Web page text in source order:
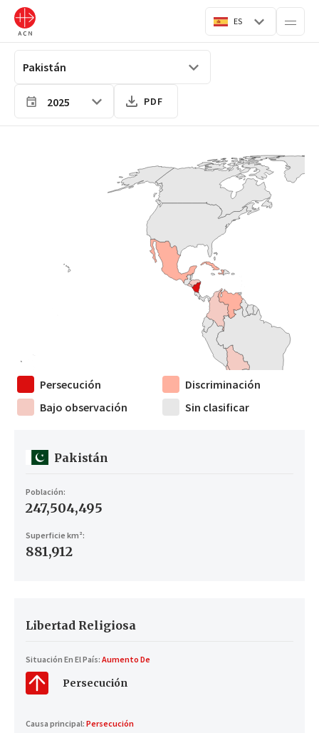
ES
2025 PDF
Persecución
Discriminación
Bajo observación
Sin clasificar
Pakistán
Población:
247,504,495
Superficie km²:
881,912
Libertad Religiosa
Situación En El País: Aumento De
Persecución
Causa principal: Persecución